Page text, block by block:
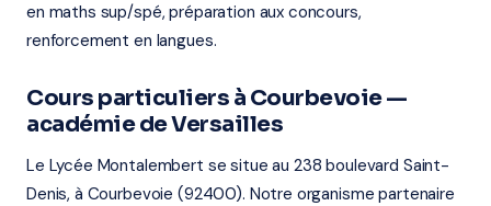
en maths sup/spé, préparation aux concours,
renforcement en langues.
Cours particuliers à Courbevoie —
académie de Versailles
Le Lycée Montalembert se situe au 238 boulevard Saint-
Denis, à Courbevoie (92400). Notre organisme partenaire